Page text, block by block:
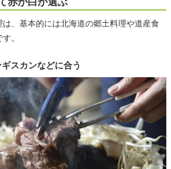
赤か白か選ぶ
、基本的には北海道の郷土料理や道産食
。
ギスカンなどに合う